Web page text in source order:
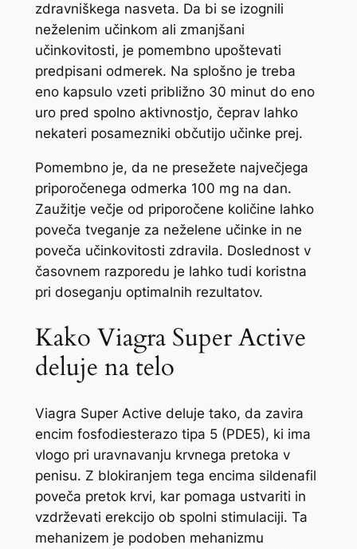
zdravniškega nasveta. Da bi se izognili
neželenim učinkom ali zmanjšani
učinkovitosti, je pomembno upoštevati
predpisani odmerek. Na splošno je treba
eno kapsulo vzeti približno 30 minut do eno
uro pred spolno aktivnostjo, čeprav lahko
nekateri posamezniki občutijo učinke prej.
Pomembno je, da ne presežete največjega
priporočenega odmerka 100 mg na dan.
Zaužitje večje od priporočene količine lahko
poveča tveganje za neželene učinke in ne
poveča učinkovitosti zdravila. Doslednost v
časovnem razporedu je lahko tudi koristna
pri doseganju optimalnih rezultatov.
Kako Viagra Super Active
deluje na telo
Viagra Super Active deluje tako, da zavira
encim fosfodiesterazo tipa 5 (PDE5), ki ima
vlogo pri uravnavanju krvnega pretoka v
penisu. Z blokiranjem tega encima sildenafil
poveča pretok krvi, kar pomaga ustvariti in
vzdrževati erekcijo ob spolni stimulaciji. Ta
mehanizem je podoben mehanizmu